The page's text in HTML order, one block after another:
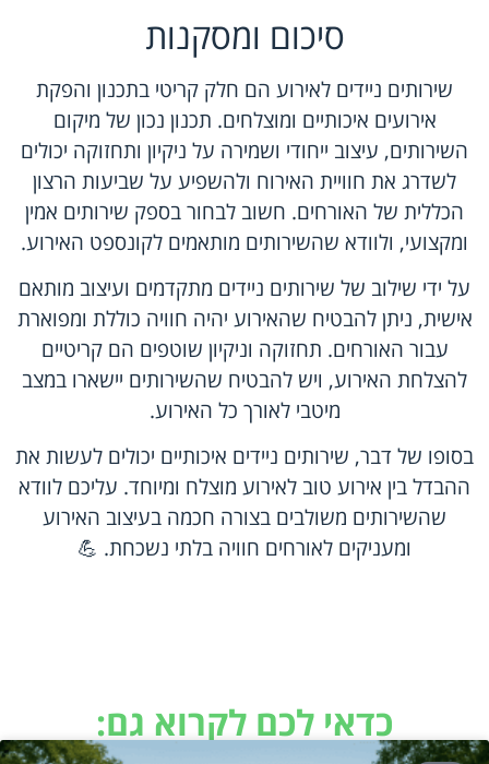
סיכום ומסקנות
שירותים ניידים לאירוע הם חלק קריטי בתכנון והפקת
אירועים איכותיים ומוצלחים. תכנון נכון של מיקום
השירותים, עיצוב ייחודי ושמירה על ניקיון ותחזוקה יכולים
לשדרג את חוויית האירוח ולהשפיע על שביעות הרצון
הכללית של האורחים. חשוב לבחור בספק שירותים אמין
ומקצועי, ולוודא שהשירותים מותאמים לקונספט האירוע.
על ידי שילוב של שירותים ניידים מתקדמים ועיצוב מותאם
אישית, ניתן להבטיח שהאירוע יהיה חוויה כוללת ומפוארת
עבור האורחים. תחזוקה וניקיון שוטפים הם קריטיים
להצלחת האירוע, ויש להבטיח שהשירותים יישארו במצב
מיטבי לאורך כל האירוע.
בסופו של דבר, שירותים ניידים איכותיים יכולים לעשות את
ההבדל בין אירוע טוב לאירוע מוצלח ומיוחד. עליכם לוודא
שהשירותים משולבים בצורה חכמה בעיצוב האירוע
ומעניקים לאורחים חוויה בלתי נשכחת. 💪
כדאי לכם לקרוא גם: